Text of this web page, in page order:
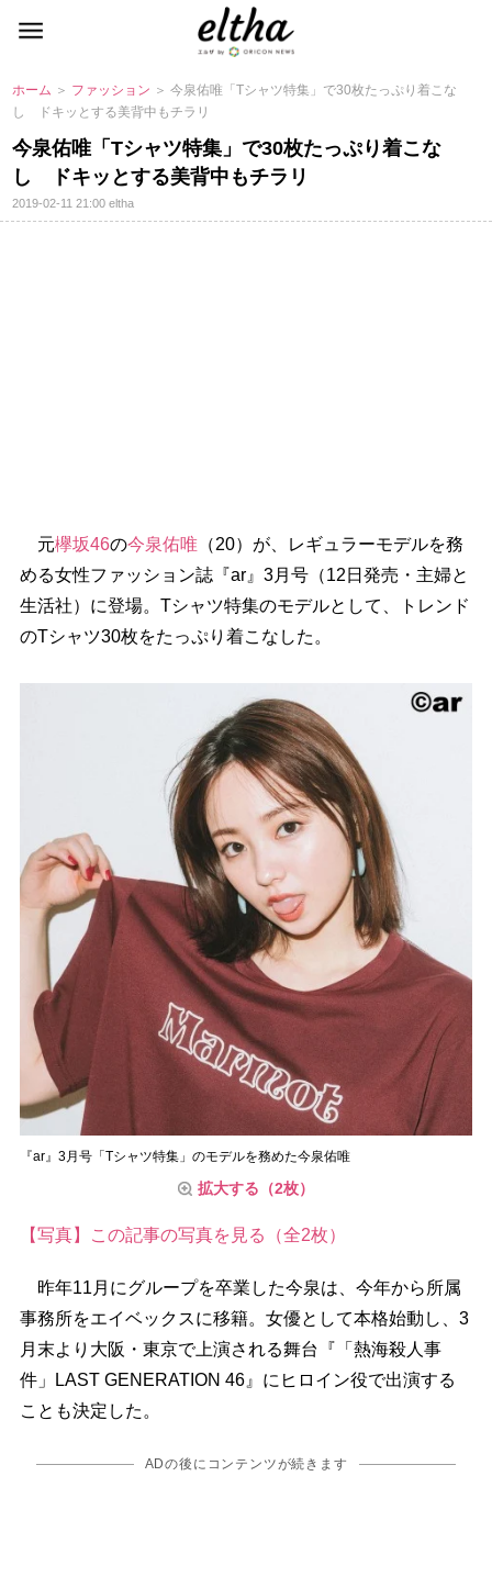
ホーム ＞ ファッション ＞ 今泉佑唯「Tシャツ特集」で30枚たっぷり着こな
し ドキッとする美背中もチラリ
今泉佑唯「Tシャツ特集」で30枚たっぷり着こな
し ドキッとする美背中もチラリ
2019-02-11 21:00eltha
元欅坂46の今泉佑唯（20）が、レギュラーモデルを務
める女性ファッション誌『ar』3月号（12日発売・主婦と
生活社）に登場。Tシャツ特集のモデルとして、トレンド
のTシャツ30枚をたっぷり着こなした。
『ar』3月号「Tシャツ特集」のモデルを務めた今泉佑唯
拡大する（2枚）
【写真】この記事の写真を見る（全2枚）
昨年11月にグループを卒業した今泉は、今年から所属
事務所をエイベックスに移籍。女優として本格始動し、3
月末より大阪・東京で上演される舞台『「熱海殺人事
件」LAST GENERATION 46』にヒロイン役で出演する
ことも決定した。
ADの後にコンテンツが続きます